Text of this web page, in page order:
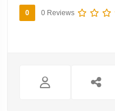
0 0 Reviews